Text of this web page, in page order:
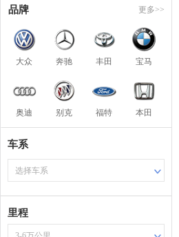
品牌 更多>>
大众 奔驰 丰田 宝马
奥迪 别克 福特 本田
车系
选择车系
里程